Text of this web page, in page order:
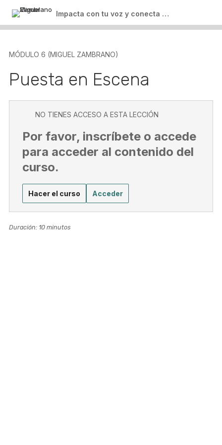
Impacta con tu voz y conecta con tu audiencia
Recomendaciones de Libro
MÓDULO 6 (MIGUEL ZAMBRANO)
Puesta en Escena
NO TIENES ACCESO A ESTA LECCIÓN
Por favor, inscríbete o accede
para acceder al contenido del
curso.
Hacer el curso Acceder
Duración: 10 minutos